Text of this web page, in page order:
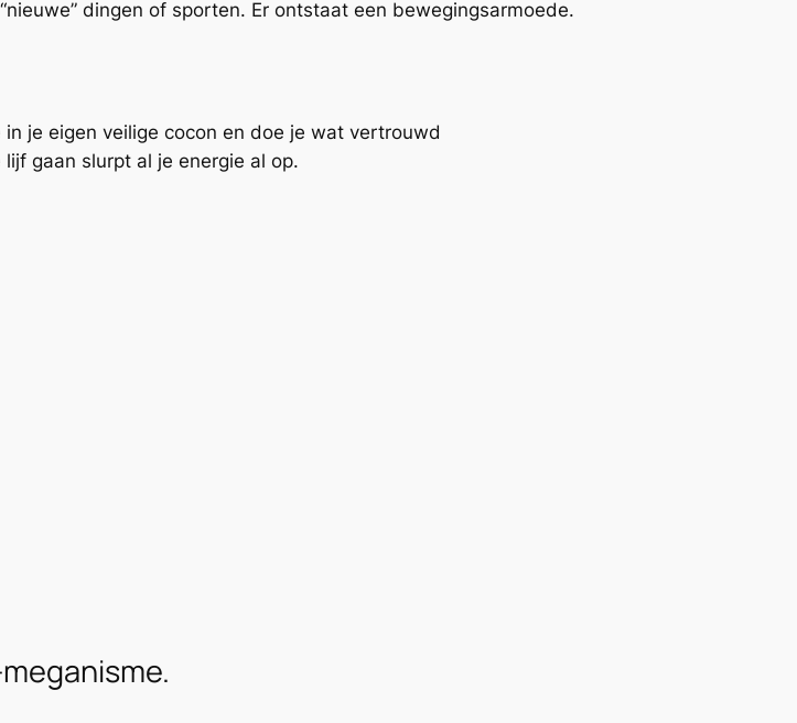
dingen of sporten. Er ontstaat een bewegingsarmoede.
in je eigen veilige cocon en doe je wat vertrouwd
gaan slurpt al je energie al op.